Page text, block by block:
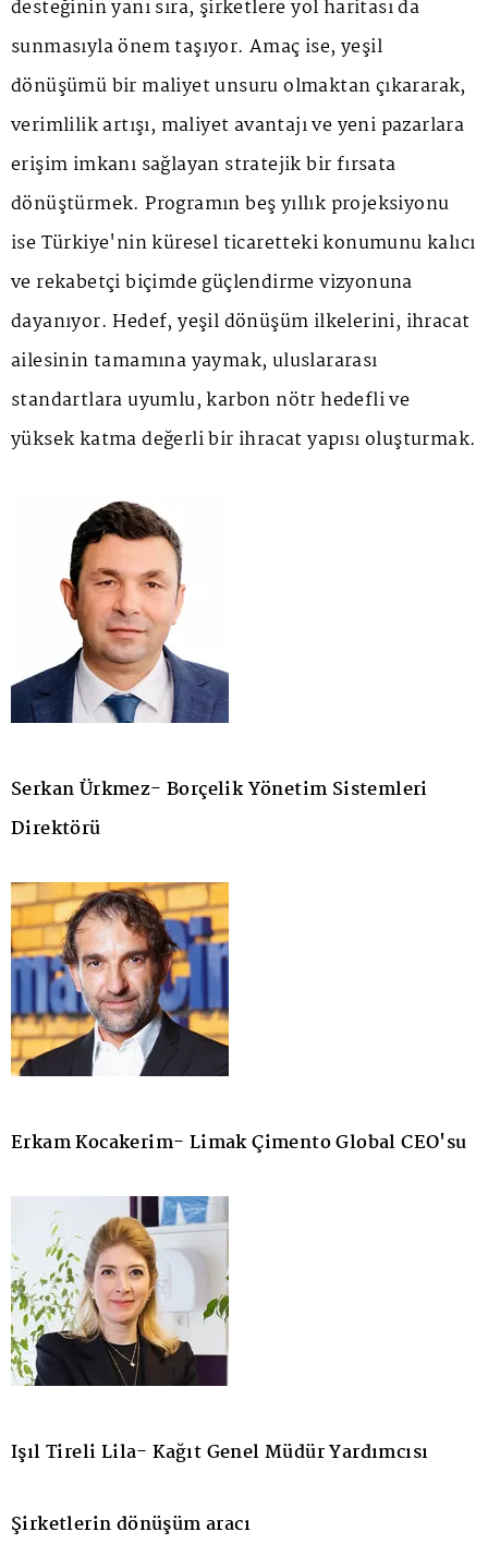
desteğinin yanı sıra, şirketlere yol haritası da
sunmasıyla önem taşıyor. Amaç ise, yeşil
dönüşümü bir maliyet unsuru olmaktan çıkararak,
verimlilik artışı, maliyet avantajı ve yeni pazarlara
erişim imkanı sağlayan stratejik bir fırsata
dönüştürmek. Programın beş yıllık projeksiyonu
ise Türkiye'nin küresel ticaretteki konumunu kalıcı
ve rekabetçi biçimde güçlendirme vizyonuna
dayanıyor. Hedef, yeşil dönüşüm ilkelerini, ihracat
ailesinin tamamına yaymak, uluslararası
standartlara uyumlu, karbon nötr hedefli ve
yüksek katma değerli bir ihracat yapısı oluşturmak.
Serkan Ürkmez- Borçelik Yönetim Sistemleri
Direktörü
Erkam Kocakerim- Limak Çimento Global CEO'su
Işıl Tireli Lila- Kağıt Genel Müdür Yardımcısı
Şirketlerin dönüşüm aracı